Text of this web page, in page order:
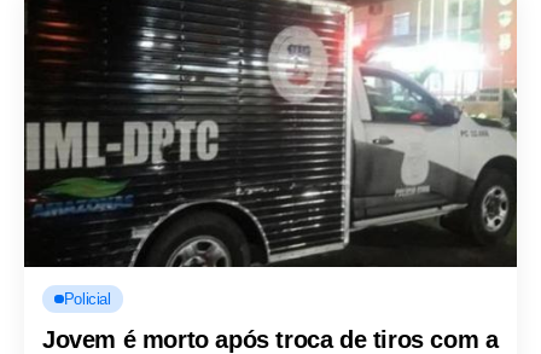
Policial
Jovem é morto após troca de tiros com a